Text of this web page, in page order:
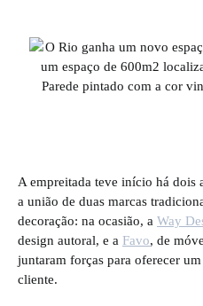
A empreitada teve início há dois
a união de duas marcas
decoração: na ocasião, a Way
design autoral, e a Favo, de
juntaram forças para oferecer
cliente.